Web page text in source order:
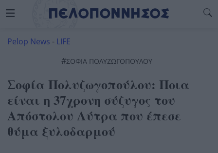
Pelop News - LIFE
#ΣΟΦΊΑ ΠΟΛΥΖΩΓΟΠΟΎΛΟΥ
Σοφία Πολυζωγοπούλου: Ποια
είναι η 37χρονη σύζυγος του
Απόστολου Λύτρα που έπεσε
θύμα ξυλοδαρμού